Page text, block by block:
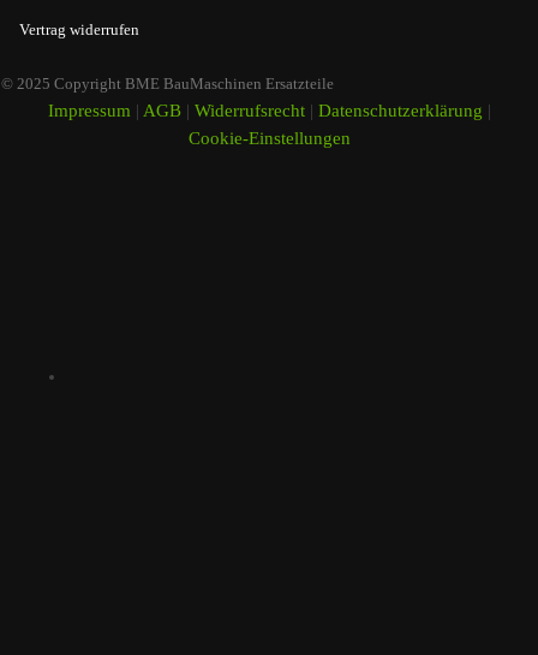
Vertrag widerrufen
© 2025 Copyright BME BauMaschinen Ersatzteile
Impressum | AGB| Widerrufsrecht| Datenschutzerklärung |
Cookie-Einstellungen